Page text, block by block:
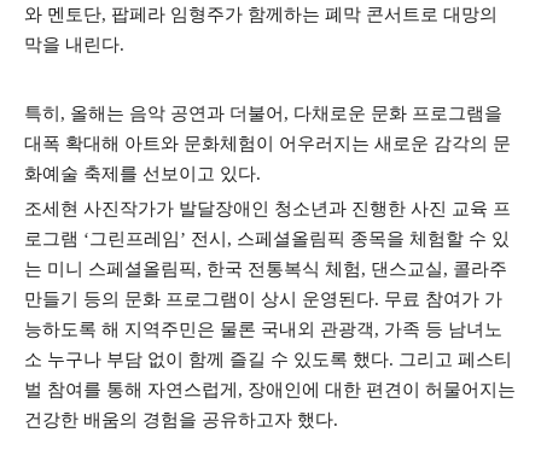
와 멘토단, 팝페라 임형주가 함께하는 폐막 콘서트로 대망의
막을 내린다.
특히 , 올해는 음악 공연과 더불어 , 다채로운 문화 프로그램을
대폭 확대해 아트와 문화체험이 어우러지는 새로운 감각의 문
화예술 축제를 선보이고 있다.
조세현 사진작가가 발달장애인 청소년과 진행한 사진 교육 프
로그램 ‘그린프레임’ 전시 , 스페셜올림픽 종목을 체험할 수 있
는 미니 스페셜올림픽, 한국 전통복식 체험, 댄스교실, 콜라주
만들기 등의 문화 프로그램이 상시 운영된다. 무료 참여가 가
능하도록 해 지역주민은 물론 국내외 관광객, 가족 등 남녀노
소 누구나 부담 없이 함께 즐길 수 있도록 했다. 그리고 페스티
벌 참여를 통해 자연스럽게 , 장애인에 대한 편견이 허물어지는
건강한 배움의 경험을 공유하고자 했다.